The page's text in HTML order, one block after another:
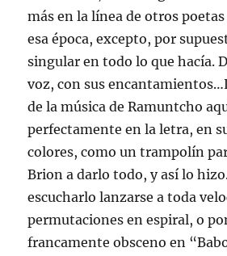
más en la línea de otros
esa época, excepto, por
singular en todo lo que hacía.
voz, con sus
de la música de Ramuntcho
perfectamente en la letra, en
colores, como un trampolín
Brion a darlo todo, y así lo
escucharlo lanzarse a toda
permutaciones en espiral, o
francamente obsceno en